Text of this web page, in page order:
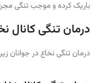
باریک کرده و موجب تنگی
درمان تنگی کانال
درمان تنگی نخاع در جوانان زیر 45 سال به شرح زیر